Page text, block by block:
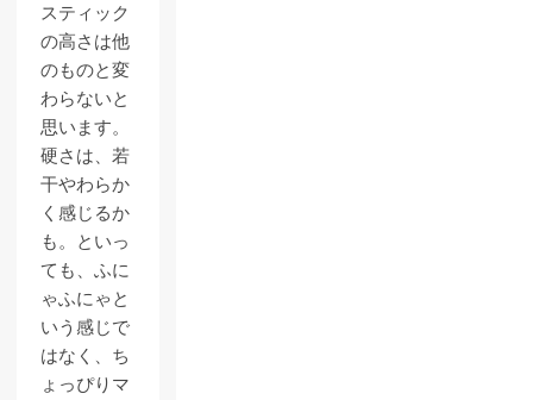
スティック
の高さは他
のものと変
わらないと
思います。
硬さは、若
干やわらか
く感じるか
も。といっ
ても、ふに
ゃふにゃと
いう感じで
はなく、ち
ょっぴりマ